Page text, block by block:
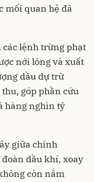
mối quan hệ đã
lệnh trừng phạt
nới lỏng và xuất
dầu dự trữ
góp phần cứu
hàng nghìn tỷ
giữa chính
dầu khí, xoay
còn nắm